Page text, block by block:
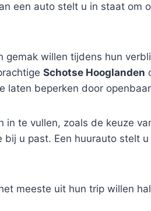
een auto stelt u in staat om
willen tijdens hun
Schotse Hooglanden
laten beperken door
in te vullen, zoals de keuze
u past. Een huurauto stelt
meeste uit hun trip willen